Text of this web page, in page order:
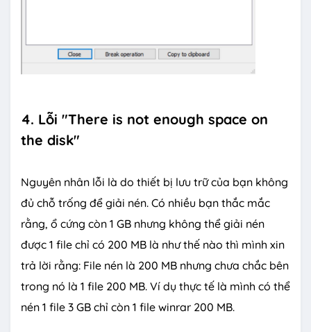
4. Lỗi "There is not enough space on
the disk"
Nguyên nhân lỗi là do thiết bị lưu trữ của bạn không
đủ chỗ trống để giải nén. Có nhiều bạn thắc mắc
rằng, ổ cứng còn 1 GB nhưng không thể giải nén
được 1 file chỉ có 200 MB là như thế nào thì mình xin
trả lời rằng: File nén là 200 MB nhưng chưa chắc bên
trong nó là 1 file 200 MB. Ví dụ thực tế là mình có thể
nén 1 file 3 GB chỉ còn 1 file winrar 200 MB.